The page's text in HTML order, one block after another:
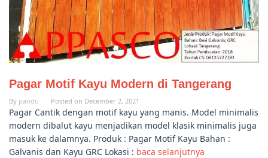
Pagar Motif Kayu Modern di Tangerang
By pandu Posted on December 2, 2021
Pagar Cantik dengan motif kayu yang manis. Model minimalis
modern dibalut kayu menjadikan model klasik minimalis juga
masuk ke dalamnya. Produk : Pagar Motif Kayu Bahan :
Galvanis dan Kayu GRC Lokasi : baca selanjutnya